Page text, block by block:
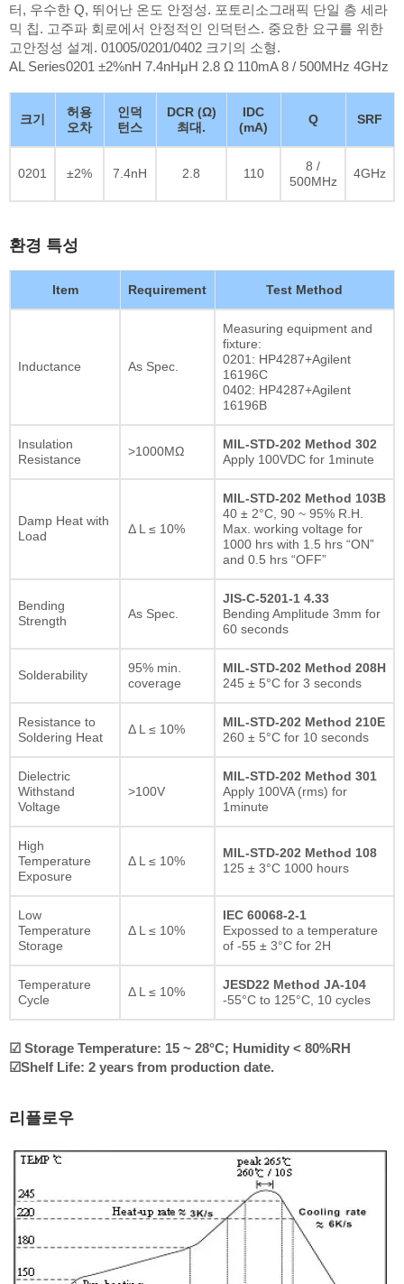
터, 우수한 Q, 뛰어난 온도 안정성. 포토리소그래픽 단일 층 세라
믹 칩. 고주파 회로에서 안정적인 인덕턴스. 중요한 요구를 위한
고안정성 설계. 01005/0201/0402 크기의 소형.
AL Series0201 ±2%nH 7.4nHμH 2.8 Ω 110mA 8 / 500MHz 4GHz
크기
허용
오차
인덕
턴스
DCR (Ω)
최대.
IDC
(mA)
Q SRF
0201 ±2% 7.4nH 2.8 110
8 /
500MHz
4GHz
환경 특성
Item Requirement Test Method
Inductance As Spec.
Measuring equipment and
fixture:
0201: HP4287+Agilent
16196C
0402: HP4287+Agilent
16196B
Insulation
Resistance
>1000MΩ
MIL-STD-202 Method 302
Apply 100VDC for 1minute
Damp Heat with
Load
Δ L ≤ 10%
MIL-STD-202 Method 103B
40 ± 2°C, 90 ~ 95% R.H.
Max. working voltage for
1000 hrs with 1.5 hrs “ON”
and 0.5 hrs “OFF”
Bending
Strength
As Spec.
JIS-C-5201-1 4.33
Bending Amplitude 3mm for
60 seconds
Solderability
95% min.
coverage
MIL-STD-202 Method 208H
245 ± 5°C for 3 seconds
Resistance to
Soldering Heat
Δ L ≤ 10%
MIL-STD-202 Method 210E
260 ± 5°C for 10 seconds
Dielectric
Withstand
Voltage
>100V
MIL-STD-202 Method 301
Apply 100VA (rms) for
1minute
High
Temperature
Exposure
Δ L ≤ 10%
MIL-STD-202 Method 108
125 ± 3°C 1000 hours
Low
Temperature
Storage
Δ L ≤ 10%
IEC 60068-2-1
Expossed to a temperature
of -55 ± 3°C for 2H
Temperature
Cycle
Δ L ≤ 10%
JESD22 Method JA-104
-55°C to 125°C, 10 cycles
☑ Storage Temperature: 15 ~ 28°C; Humidity < 80%RH
☑Shelf Life: 2 years from production date.
리플로우